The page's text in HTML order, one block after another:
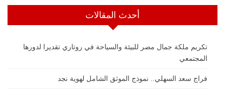
أحدث المقالات
تكريم ملكة جمال مصر للبيئة والسياحة في روتاري تقديرا لدورها
المجتمعي
فراج سعد السهلي.. نموذج الموثق الشامل لهوية نجد